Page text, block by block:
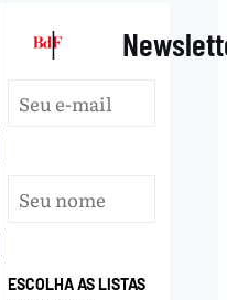
|
ESCOLHA AS LISTAS